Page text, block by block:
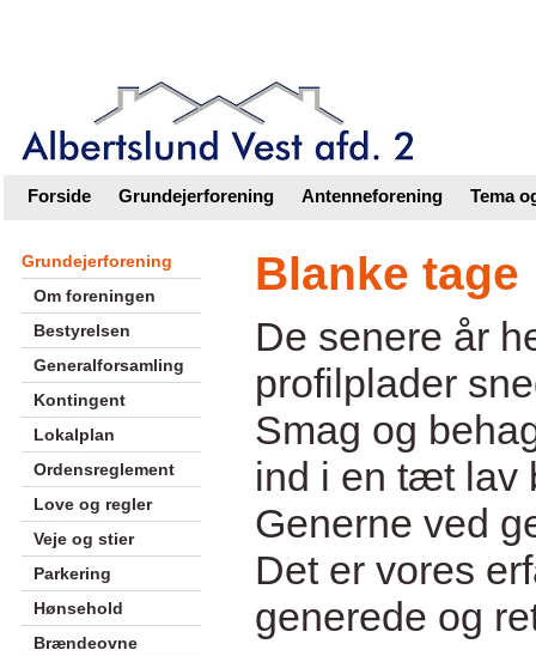
Forside Grundejerforening Antenneforening Tema
Grundejerforening
Om foreningen
Bestyrelsen
Generalforsamling
Kontingent
Lokalplan
Ordensreglement
Love og regler
Veje og stier
Parkering
Hønsehold
Brændeovne
Blanke tage
De senere år
profilplader
Smag og
ind i en tæt lav
Generne ved
Det er vores
generede og